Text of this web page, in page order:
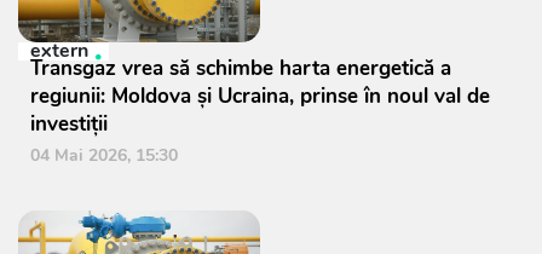
extern
Transgaz vrea să schimbe harta energetică a
regiunii: Moldova și Ucraina, prinse în noul val de
investiții
04 Mai 2026, 15:30